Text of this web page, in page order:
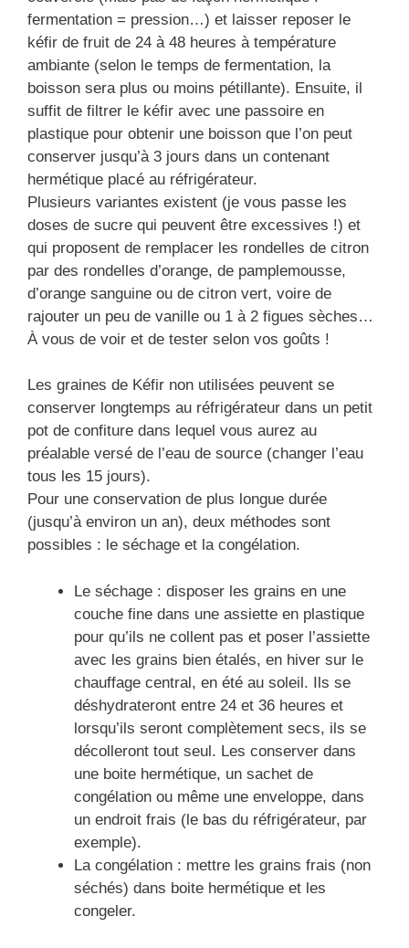
fermentation = pression…) et laisser reposer le
kéfir de fruit de 24 à 48 heures à température
ambiante (selon le temps de fermentation, la
boisson sera plus ou moins pétillante). Ensuite, il
suffit de filtrer le kéfir avec une passoire en
plastique pour obtenir une boisson que l’on peut
conserver jusqu’à 3 jours dans un contenant
hermétique placé au réfrigérateur.
Plusieurs variantes existent (je vous passe les
doses de sucre qui peuvent être excessives !) et
qui proposent de remplacer les rondelles de citron
par des rondelles d’orange, de pamplemousse,
d’orange sanguine ou de citron vert, voire de
rajouter un peu de vanille ou 1 à 2 figues sèches…
À vous de voir et de tester selon vos goûts !
Les graines de Kéfir non utilisées peuvent se
conserver longtemps au réfrigérateur dans un petit
pot de confiture dans lequel vous aurez au
préalable versé de l’eau de source (changer l’eau
tous les 15 jours).
Pour une conservation de plus longue durée
(jusqu’à environ un an), deux méthodes sont
possibles : le séchage et la congélation.
Le séchage : disposer les grains en une
couche fine dans une assiette en plastique
pour qu’ils ne collent pas et poser l’assiette
avec les grains bien étalés, en hiver sur le
chauffage central, en été au soleil. Ils se
déshydrateront entre 24 et 36 heures et
lorsqu’ils seront complètement secs, ils se
décolleront tout seul. Les conserver dans
une boite hermétique, un sachet de
congélation ou même une enveloppe, dans
un endroit frais (le bas du réfrigérateur, par
exemple).
La congélation : mettre les grains frais (non
séchés) dans boite hermétique et les
congeler.